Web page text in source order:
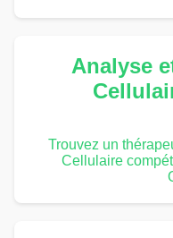
Analyse
Trouvez un
Cellulaire